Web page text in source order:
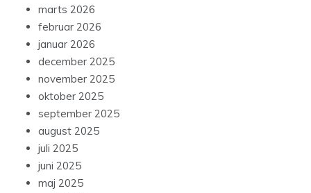
marts 2026
februar 2026
januar 2026
december 2025
november 2025
oktober 2025
september 2025
august 2025
juli 2025
juni 2025
maj 2025